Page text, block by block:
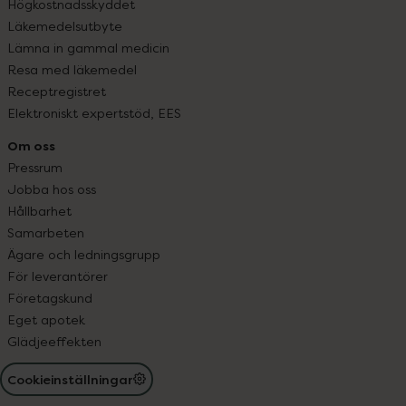
Högkostnadsskyddet
Läkemedelsutbyte
Lämna in gammal medicin
Resa med läkemedel
Receptregistret
Elektroniskt expertstöd, EES
Om oss
Pressrum
Jobba hos oss
Hållbarhet
Samarbeten
Ägare och ledningsgrupp
För leverantörer
Företagskund
Eget apotek
Glädjeeffekten
Cookieinställningar